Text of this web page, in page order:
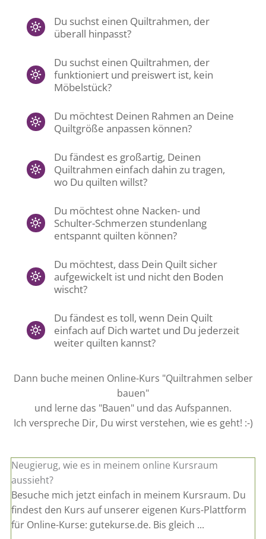
Du suchst einen Quiltrahmen, der
überall hinpasst?
Du suchst einen Quiltrahmen, der
funktioniert und preiswert ist, kein
Möbelstück?
Du möchtest Deinen Rahmen an Deine
Quiltgröße anpassen können?
Du fändest es großartig, Deinen
Quiltrahmen einfach dahin zu tragen,
wo Du quilten willst?
Du möchtest ohne Nacken- und
Schulter-Schmerzen stundenlang
entspannt quilten können?
Du möchtest, dass Dein Quilt sicher
aufgewickelt ist und nicht den Boden
wischt?
Du fändest es toll, wenn Dein Quilt
einfach auf Dich wartet und Du jederzeit
weiter quilten kannst?
Dann buche meinen Online-Kurs "Quiltrahmen selber
bauen"
und lerne das "Bauen" und das Aufspannen.
Ich verspreche Dir, Du wirst verstehen, wie es geht! :-)
Neugierug, wie es in meinem online Kursraum
aussieht?
Besuche mich jetzt einfach in meinem Kursraum. Du
findest den Kurs auf unserer eigenen Kurs-Plattform
für Online-Kurse: gutekurse.de. Bis gleich ...